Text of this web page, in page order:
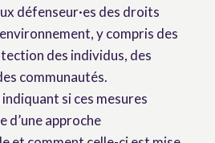
défenseur·es des droits
y compris des
des individus, des
communautés.
si ces mesures
d’une approche